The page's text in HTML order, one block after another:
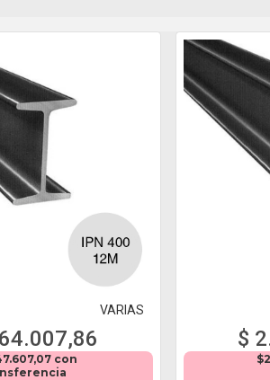
VARIAS
con
$